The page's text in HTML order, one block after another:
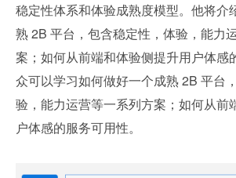
稳定性体系和体验成熟度模型。他将介
熟 2B 平台，包含稳定性，体验，能力
案；如何从前端和体验侧提升用户体感
众可以学习如何做好一个成熟 2B 平台
验，能力运营等一系列方案；如何从前
户体感的服务可用性。